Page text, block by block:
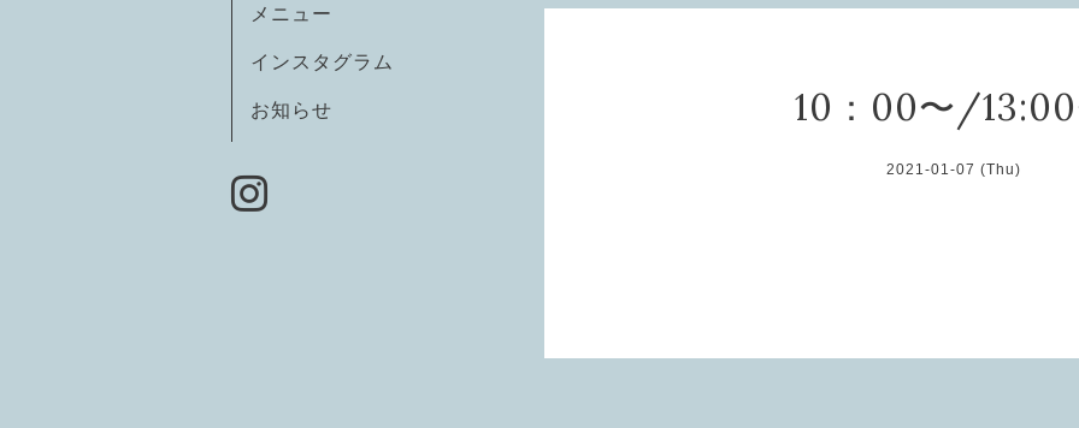
メニュー
インスタグラム
お知らせ
10：00〜/
2021-01-07 (Thu)